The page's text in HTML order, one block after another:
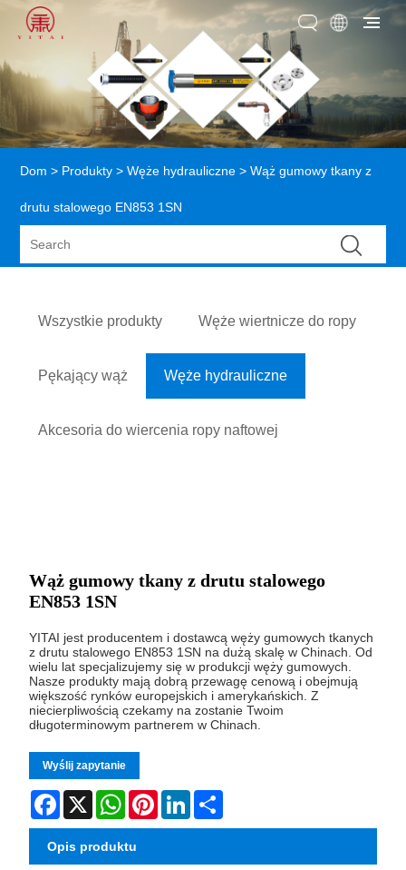
Dom > Produkty >Węże hydrauliczne > Wąż gumowy tkany z
drutu stalowego EN853 1SN
Wszystkie produkty Węże wiertnicze do ropy
Pękający wąż Węże hydrauliczne
Akcesoria do wiercenia ropy naftowej
Wąż gumowy tkany z drutu stalowego
EN853 1SN
YITAI jest producentem i dostawcą węży gumowych tkanych
z drutu stalowego EN853 1SN na dużą skalę w Chinach. Od
wielu lat specjalizujemy się w produkcji węży gumowych.
Nasze produkty mają dobrą przewagę cenową i obejmują
większość rynków europejskich i amerykańskich. Z
niecierpliwością czekamy na zostanie Twoim
długoterminowym partnerem w Chinach.
Wyślij zapytanie
Facebook
X WhatsAppPinterestLinkedIn
Opis produktu